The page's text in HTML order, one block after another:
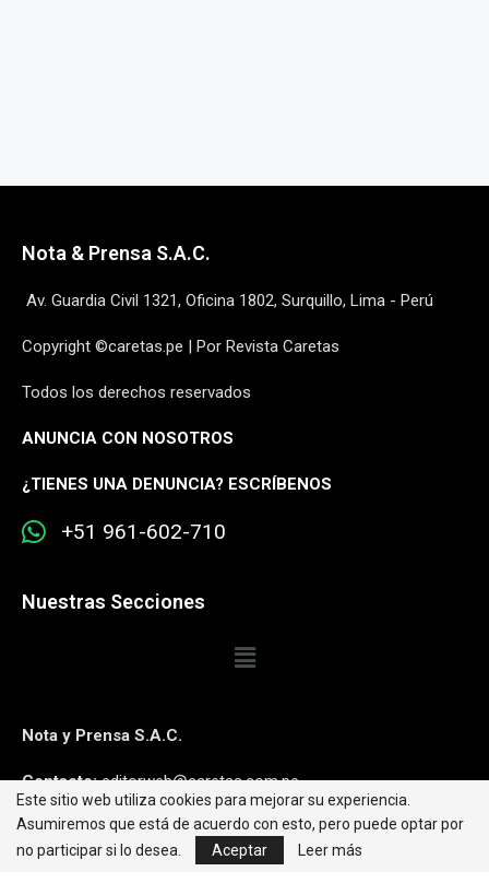
Nota & Prensa S.A.C.
Av. Guardia Civil 1321, Oficina 1802, Surquillo, Lima - Perú
Copyright ©caretas.pe | Por Revista Caretas
Todos los derechos reservados
ANUNCIA CON NOSOTROS
¿TIENES UNA DENUNCIA? ESCRÍBENOS
+51 961-602-710
Nuestras Secciones
Nota y Prensa S.A.C.
Contacto:editorweb@caretas.com.pe
Síguenos:
Este sitio web utiliza cookies para mejorar su experiencia.
Asumiremos que está de acuerdo con esto, pero puede optar por
no participar si lo desea.
Aceptar Leer más